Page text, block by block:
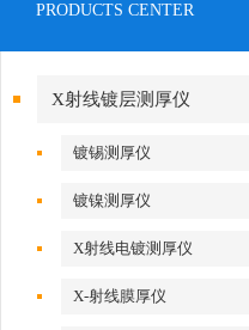
PRODUCTS CENTER
X射线镀层测厚仪
镀锡测厚仪
镀镍测厚仪
X射线电镀测厚仪
X-射线膜厚仪